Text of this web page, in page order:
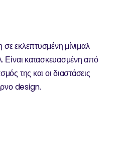
εκλεπτυσμένη μίνιμαλ
Είναι κατασκευασμένη από
της και οι διαστάσεις
design.